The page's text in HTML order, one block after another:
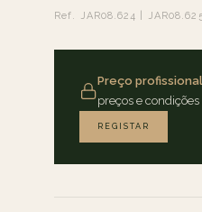
Ref. JAR08.624 |
Preço
preços e
REGISTAR